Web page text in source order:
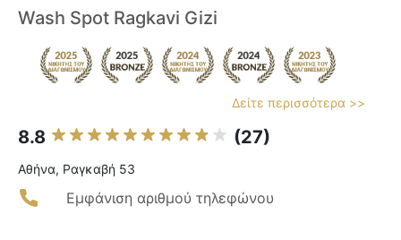
Wash Spot Ragkavi Gizi
Δείτε περισσότερα >>
8.8 (27)
Αθήνα, Ραγκαβή 53
Εμφάνιση αριθμού τηλεφώνου